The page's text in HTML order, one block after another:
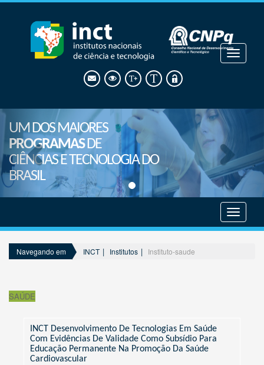
menu
UM DOS MAIORES
PROGRAMASDE
CIÊNCIAS E TECNOLOGIA DO
BRASIL
menu
Navegando em INCT Institutos Instituto-saude
SAÚDE
INCT Desenvolvimento De Tecnologias Em Saúde
Com Evidências De Validade Como Subsídio Para
Educação Permanente Na Promoção Da Saúde
Cardiovascular